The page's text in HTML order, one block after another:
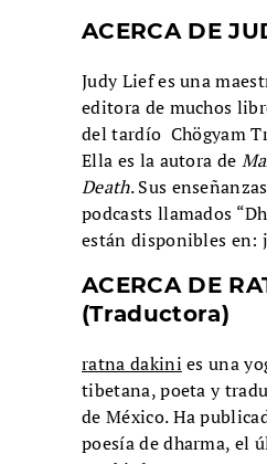
ACERCA DE
Judy Lief es una
editora de muchos
del tardío Chögyam
Ella es la autora de
Death. Sus
podcasts llamados
están disponibles en:
ACERCA DE
(Traductora)
ratna dakini es una
tibetana, poeta y
de México. Ha
poesía de dharma, el